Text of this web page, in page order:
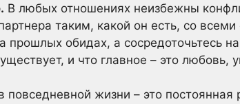
В любых отношениях неизбежны
таким, какой он есть, со
прошлых обидах, а сосредоточьтесь
и что главное – это любовь,
жизни – это